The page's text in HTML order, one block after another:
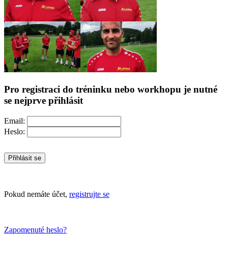
Pro registraci do tréninku nebo workhopu je nutné
se nejprve přihlásit
Email:
Heslo:
Přihlásit se
Pokud nemáte účet, registrujte se
Zapomenuté heslo?